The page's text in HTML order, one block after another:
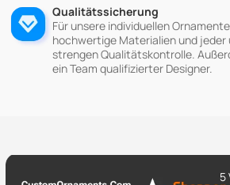
Qualitätssicherung
Für unsere individuellen
hochwertige Materialien und
strengen Qualitätskontrolle.
ein Team qualifizierter Designer.
5